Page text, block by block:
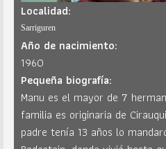
Localidad:
Sarriguren
Año de nacimiento:
1960
Pequeña biografía:
Manu es el mayor de 7
familia es originaria de
padre tenía 13 años lo